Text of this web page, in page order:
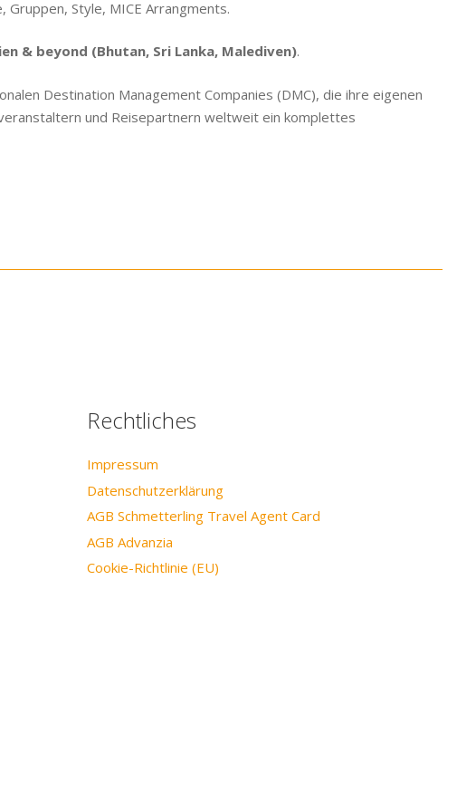
Style, MICE Arrangments.
& beyond (Bhutan, Sri Lanka, Malediven).
Destination Management Companies (DMC), die ihre eigenen
und Reisepartnern weltweit ein komplettes
Rechtliches
Impressum
Datenschutzerklärung
AGB Schmetterling Travel Agent Card
AGB Advanzia
Cookie-Richtlinie (EU)